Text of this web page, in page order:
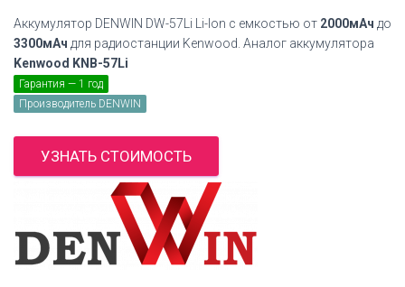
Аккумулятор DENWIN DW-57Li Li-Ion с емкостью от 2000мАч до
3300мАч для радиостанции Kenwood. Аналог аккумулятора
Kenwood KNB-57Li
Гарантия — 1 год
Производитель DENWIN
УЗНАТЬ СТОИМОСТЬ